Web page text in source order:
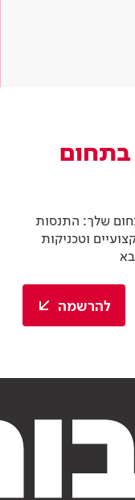
בתחום
שלך: התנסות
וטכניקות
להרשמה